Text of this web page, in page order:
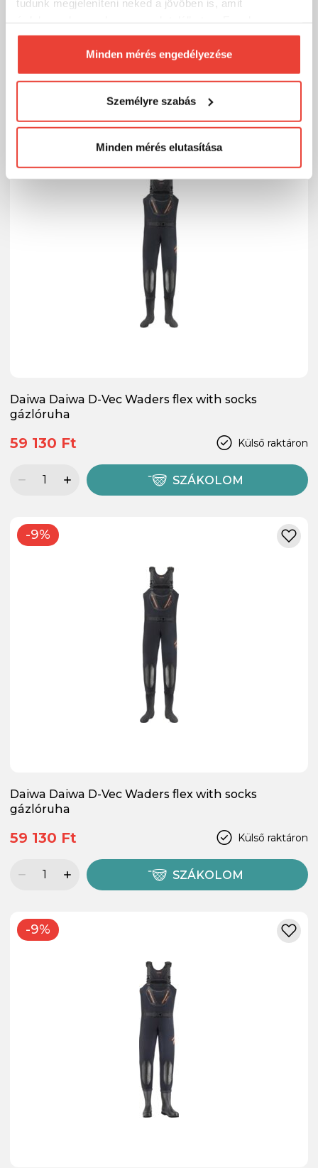
tudunk megjeleníteni neked a jövőben is, amit
biztosításához arra kérünk, hogy engedd meg
számunkra minden mérés használatát.
Természetesensoha semmilyen formában nem fogunk
megváltoztathatod a döntésed ezzel kapcsolatban.
Előre is köszönjük!
Minden mérés engedélyezése
Személyre szabás
Minden mérés elutasítása
Daiwa Daiwa D-Vec Waders flex with socks
SZÁKOLOM
Daiwa Daiwa D-Vec Waders flex with socks
gázlóruha
Külső raktáron
59 130 Ft
SZÁKOLOM
-9%
Daiwa Daiwa D-Vec Waders flex with socks
gázlóruha
Külső raktáron
59 130 Ft
SZÁKOLOM
-9%